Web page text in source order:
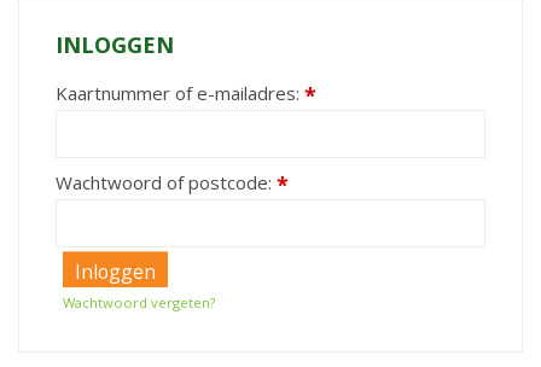
INLOGGEN
Kaartnummer of e-mailadres:*
Wachtwoord of postcode:*
Wachtwoord vergeten?